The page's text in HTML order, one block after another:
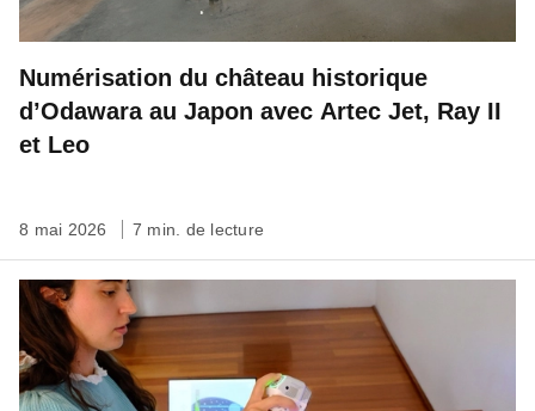
Numérisation du château historique
d’Odawara au Japon avec Artec Jet, Ray II
et Leo
8 mai 2026 7 min. de lecture